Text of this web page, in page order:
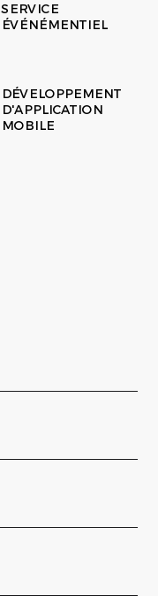
SERVICE
ÉVÉNÉMENTIEL
DÉVELOPPEMENT
D'APPLICATION
MOBILE